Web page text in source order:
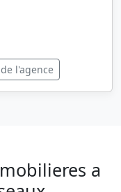
l'agence
a